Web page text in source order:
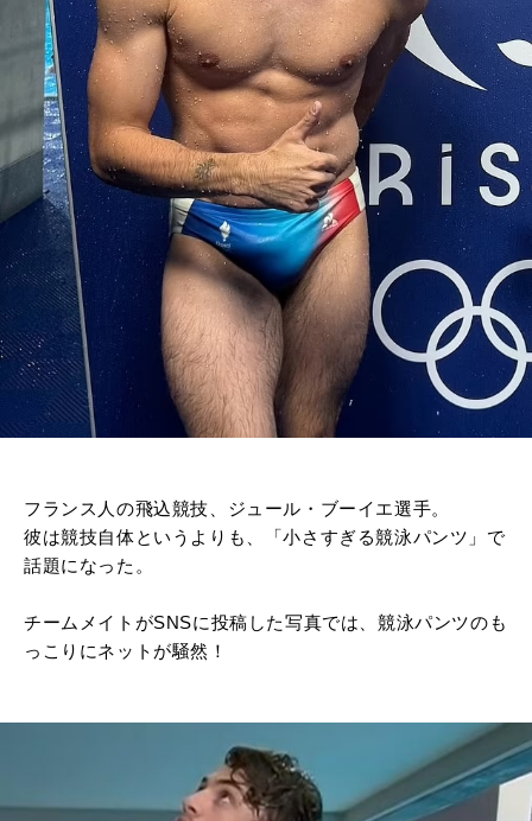
フランス人の飛込競技、ジュール・ブーイエ選手。
彼は競技自体というよりも、「小さすぎる競泳パンツ」で
話題になった。
チームメイトがSNSに投稿した写真では、競泳パンツのも
っこりにネットが騒然！